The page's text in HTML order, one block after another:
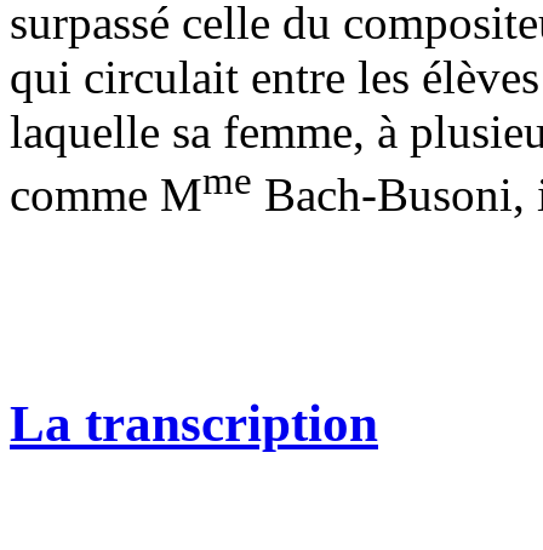
surpassé celle du
qui circulait entre les
laquelle sa femme, à
comme Mme Bach-Busoni,
La transcription